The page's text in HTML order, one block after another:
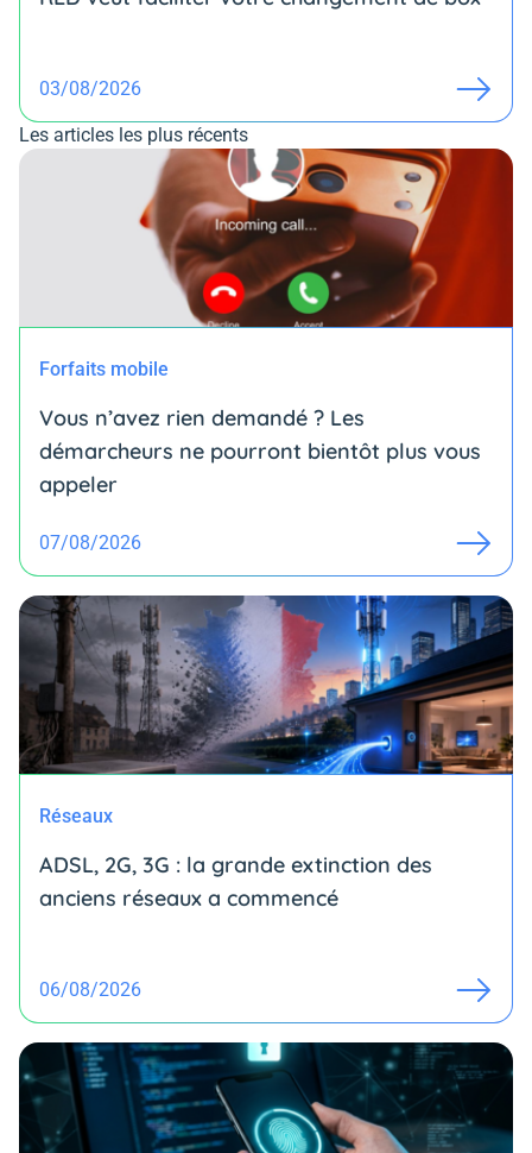
03/08/2026
Les articles les plus récents
Forfaits mobile
Vous n’avez rien demandé ? Les
démarcheurs ne pourront bientôt plus vous
appeler
07/08/2026
Réseaux
ADSL, 2G, 3G : la grande extinction des
anciens réseaux a commencé
06/08/2026